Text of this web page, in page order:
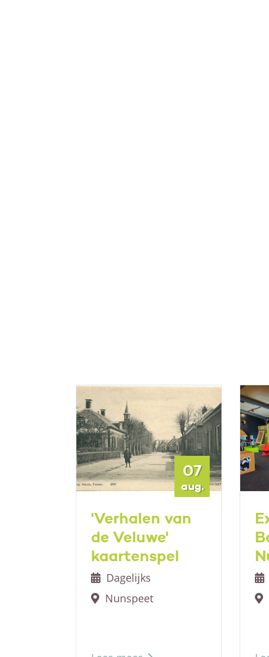
07
aug.
'Verhalen van
de Veluwe'
kaartenspel
Dagelijks
Nunspeet